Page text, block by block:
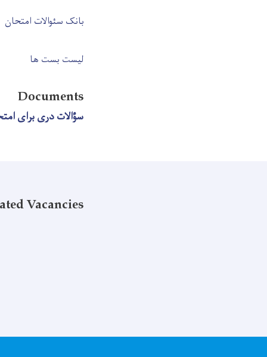
بانک سئوالات امتحان
لیست بست ها
Documents
سؤالات دری برای
Vacancies